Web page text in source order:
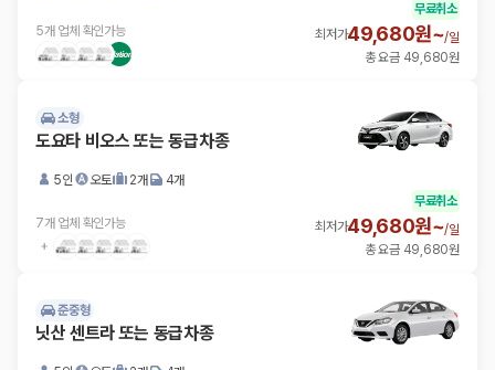
5개 업체 확인가능
무료취소
최저가49,680원~/일
총 요금 49,680원
소형
도요타 비오스 또는 동급차종
5인 오토 2개 4개
7개 업체 확인가능
무료취소
최저가49,680원~/일
총 요금 49,680원
준중형
닛산 센트라 또는 동급차종